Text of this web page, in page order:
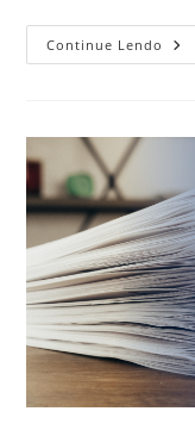
Continue Lendo CRA-
RN